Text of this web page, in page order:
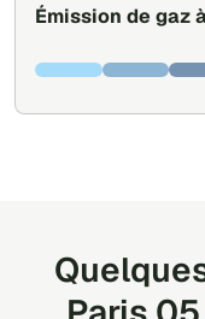
Émission de gaz